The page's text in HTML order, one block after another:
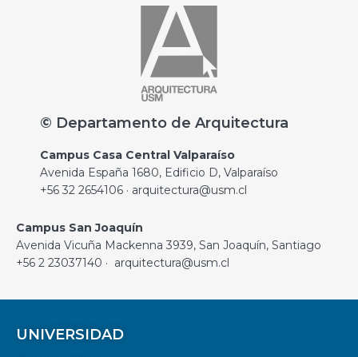
© Departamento de Arquitectura
Campus Casa Central Valparaíso
Avenida España 1680, Edificio D, Valparaíso
+56 32 2654106 · arquitectura@usm.cl
Campus San Joaquín
Avenida Vicuña Mackenna 3939, San Joaquín, Santiago
+56 2 23037140 · arquitectura@usm.cl
UNIVERSIDAD